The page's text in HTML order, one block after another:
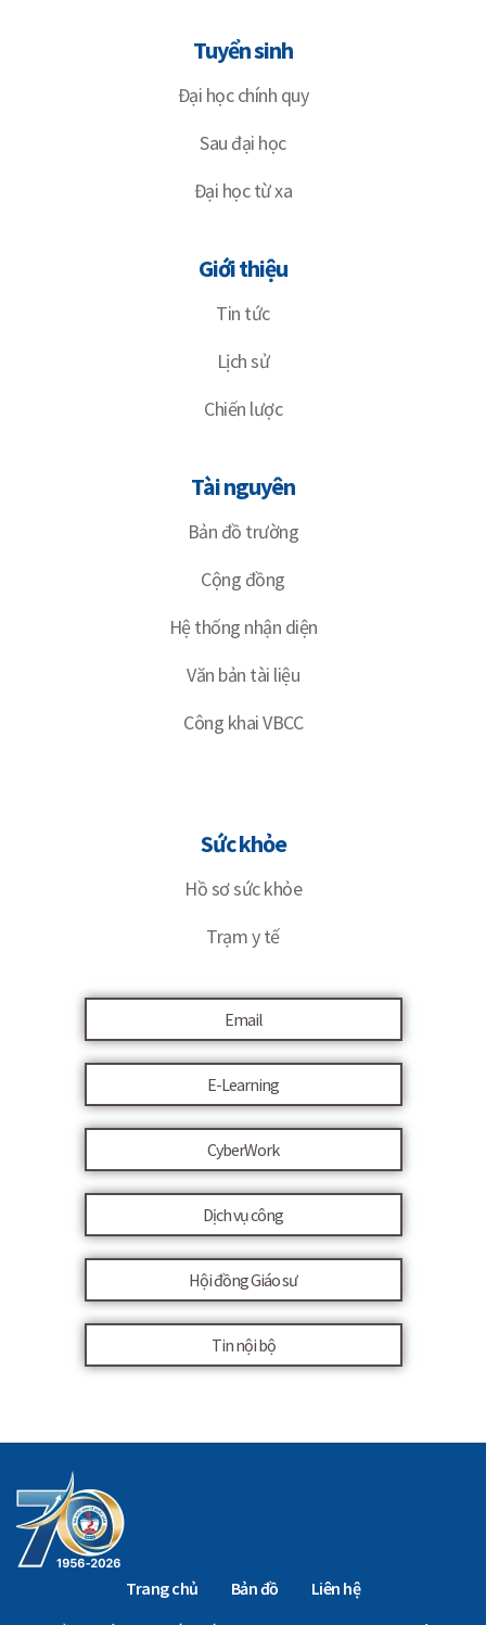
Tuyển sinh
Đại học chính quy
Sau đại học
Đại học từ xa
Giới thiệu
Tin tức
Lịch sử
Chiến lược
Tài nguyên
Bản đồ trường
Cộng đồng
Hệ thống nhận diện
Văn bản tài liệu
Công khai VBCC
Sức khỏe
Hồ sơ sức khỏe
Trạm y tế
Email
E-Learning
CyberWork
Dịch vụ công
Hội đồng Giáo sư
Tin nội bộ
Trang chủ Bản đồ
Liên hệ